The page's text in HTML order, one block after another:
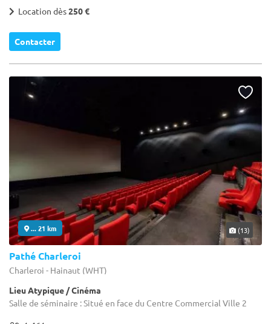
Location dès250 €
Contacter
... 21 km (13)
Pathé Charleroi
Charleroi - Hainaut (WHT)
Lieu Atypique / Cinéma
Salle de séminaire : Situé en face du Centre Commercial Ville 2